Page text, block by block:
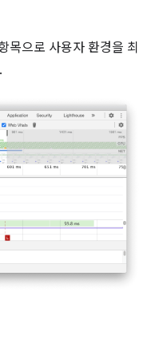
목으로 사용자 환경을 최